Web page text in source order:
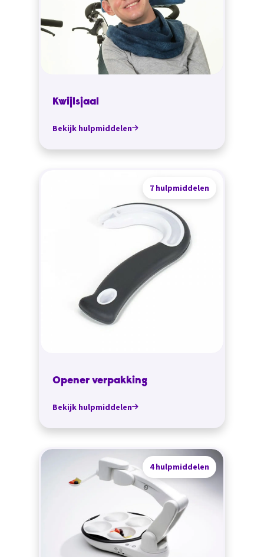
Kwijlsjaal
Bekijk hulpmiddelen
7 hulpmiddelen
Opener verpakking
Bekijk hulpmiddelen
4 hulpmiddelen